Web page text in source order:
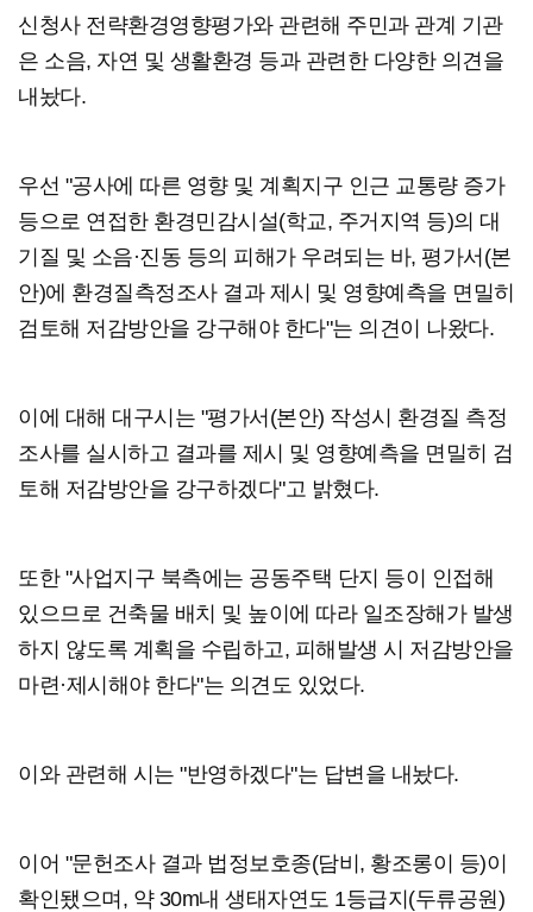
신청사 전략환경영향평가와 관련해 주민과 관계 기관
은 소음, 자연 및 생활환경 등과 관련한 다양한 의견을
내놨다.
우선 "공사에 따른 영향 및 계획지구 인근 교통량 증가
등으로 연접한 환경민감시설(학교, 주거지역 등)의 대
기질 및 소음·진동 등의 피해가 우려되는 바, 평가서(본
안)에 환경질측정조사 결과 제시 및 영향예측을 면밀히
검토해 저감방안을 강구해야 한다"는 의견이 나왔다.
이에 대해 대구시는 "평가서(본안) 작성시 환경질 측정
조사를 실시하고 결과를 제시 및 영향예측을 면밀히 검
토해 저감방안을 강구하겠다"고 밝혔다.
또한 "사업지구 북측에는 공동주택 단지 등이 인접해
있으므로 건축물 배치 및 높이에 따라 일조장해가 발생
하지 않도록 계획을 수립하고, 피해발생 시 저감방안을
마련·제시해야 한다"는 의견도 있었다.
이와 관련해 시는 "반영하겠다"는 답변을 내놨다.
이어 "문헌조사 결과 법정보호종(담비, 황조롱이 등)이
확인됐으며, 약 30m내 생태자연도 1등급지(두류공원)